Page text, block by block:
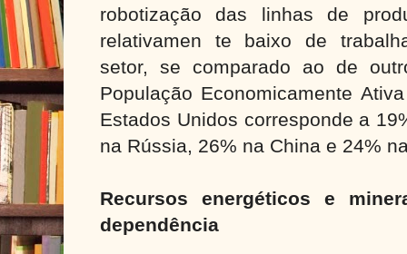
robotização das linhas de
relativamen te baixo de
setor, se comparado ao de
População Economicamente
Estados Unidos corresponde a
na Rússia, 26% na China e 24%
Recursos energéticos e
dependência